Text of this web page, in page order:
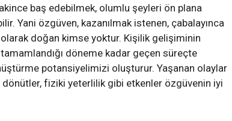
baş edebilmek, olumlu şeyleri ön plana
Yani özgüven, kazanılmak istenen, çabalayınca
doğan kimse yoktur. Kişilik gelişiminin
döneme kadar geçen süreçte
potansiyelimizi oluşturur. Yaşanan olaylar
dönütler, fiziki yeterlilik gibi etkenler özgüvenin iyi